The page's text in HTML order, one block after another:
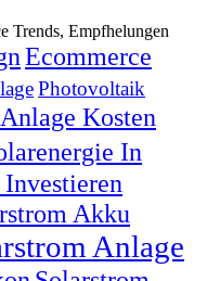
Trends, Empfhelungen
Ecommerce
Photovoltaik
Kosten
In
Akku
Anlage